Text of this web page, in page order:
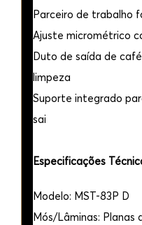
Parceiro de trabalho
Ajuste micrométrico
Duto de saída de
limpeza
Suporte integrado
sai
Especificações
Modelo: MST-83P D
Mós/Lâminas: Planas